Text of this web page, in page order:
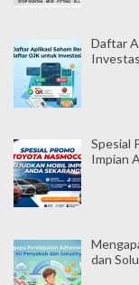
Daftar
Spesial
Impian
dan